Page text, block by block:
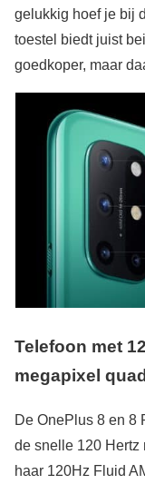
gelukkig hoef je bij
toestel biedt juist
goedkoper, maar
Telefoon met
megapixel
De OnePlus 8 en 8
de snelle 120 Hertz
haar 120Hz Fluid